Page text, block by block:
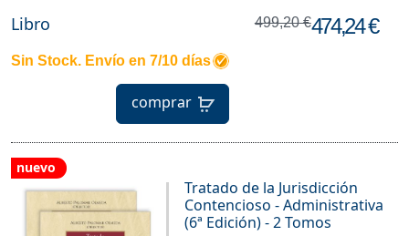
Libro 499,20 €474,24 €
Sin Stock. Envío en 7/10 días
comprar
nuevo
Tratado de la Jurisdicción
Contencioso - Administrativa
(6ª Edición) - 2 Tomos